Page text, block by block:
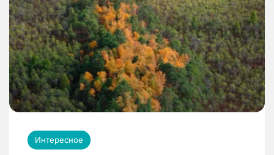
Интересное